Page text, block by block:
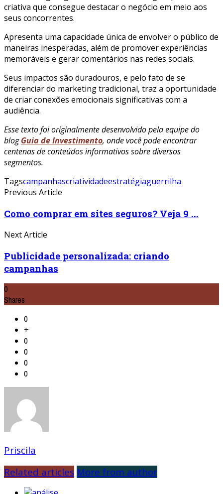
criativa que consegue destacar o negócio em meio aos
seus concorrentes.
Apresenta uma capacidade única de envolver o público de
maneiras inesperadas, além de promover experiências
memoráveis e gerar comentários nas redes sociais.
Seus impactos são duradouros, e pelo fato de se
diferenciar do marketing tradicional, traz a oportunidade
de criar conexões emocionais significativas com a
audiência.
Esse texto foi originalmente desenvolvido pela equipe do
blogGuia de Investimento, onde você pode encontrar
centenas de conteúdos informativos sobre diversos
segmentos.
Tagscampanhascriatividadeestratégiaguerrilha
Previous Article
Como comprar em sites seguros? Veja 9 ...
Next Article
Publicidade personalizada: criando
campanhas
0
Shares
0
+
0
0
0
0
Priscila
Related articles More from author